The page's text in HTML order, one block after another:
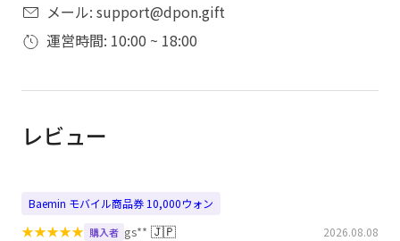
メール: support@dpon.gift
運営時間: 10:00 ~ 18:00
レビュー
Baemin モバイル商品券 10,000ウォン
★★★★★ 購入者 gs** 🇯🇵 2026.08.08